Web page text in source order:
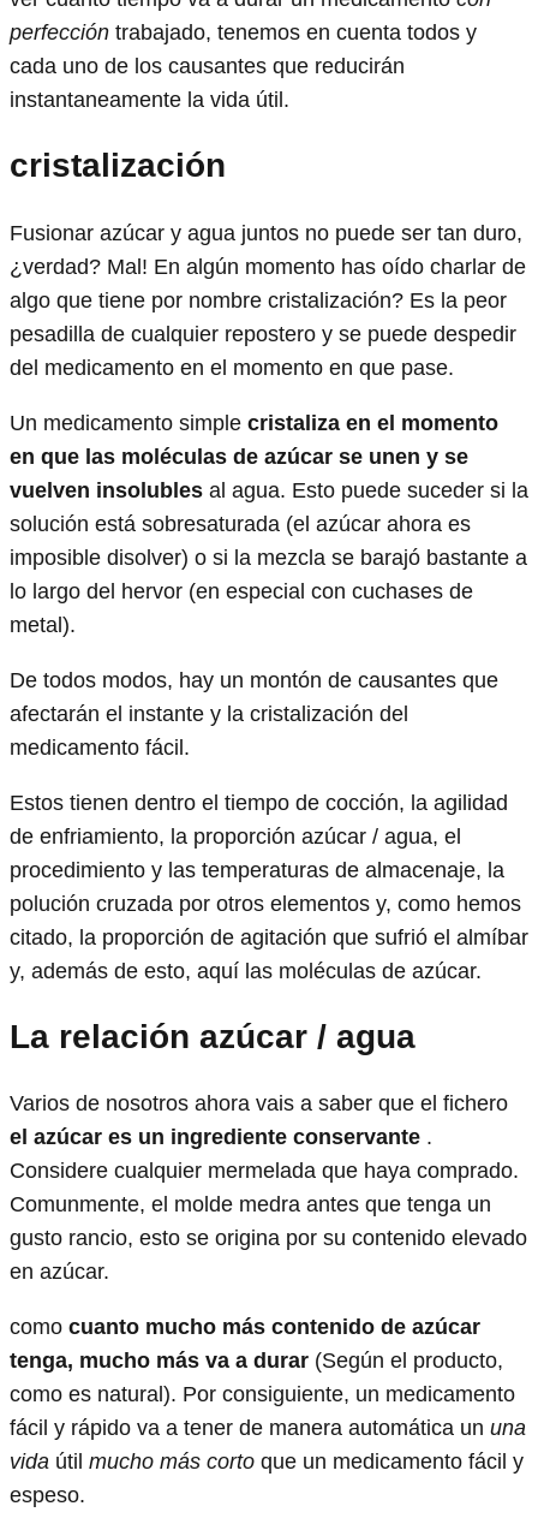
perfección trabajado, tenemos en cuenta todos y
cada uno de los causantes que reducirán
instantaneamente la vida útil.
cristalización
Fusionar azúcar y agua juntos no puede ser tan duro,
¿verdad? Mal! En algún momento has oído charlar de
algo que tiene por nombre cristalización? Es la peor
pesadilla de cualquier repostero y se puede despedir
del medicamento en el momento en que pase.
Un medicamento simple cristaliza en el momento
en que las moléculas de azúcar se unen y se
vuelven insolubles al agua. Esto puede suceder si la
solución está sobresaturada (el azúcar ahora es
imposible disolver) o si la mezcla se barajó bastante a
lo largo del hervor (en especial con cuchases de
metal).
De todos modos, hay un montón de causantes que
afectarán el instante y la cristalización del
medicamento fácil.
Estos tienen dentro el tiempo de cocción, la agilidad
de enfriamiento, la proporción azúcar / agua, el
procedimiento y las temperaturas de almacenaje, la
polución cruzada por otros elementos y, como hemos
citado, la proporción de agitación que sufrió el almíbar
y, además de esto, aquí las moléculas de azúcar.
La relación azúcar / agua
Varios de nosotros ahora vais a saber que el fichero
el azúcar es un ingrediente conservante .
Considere cualquier mermelada que haya comprado.
Comunmente, el molde medra antes que tenga un
gusto rancio, esto se origina por su contenido elevado
en azúcar.
como cuanto mucho más contenido de azúcar
tenga, mucho más va a durar (Según el producto,
como es natural). Por consiguiente, un medicamento
fácil y rápido va a tener de manera automática un una
vida útil mucho más corto que un medicamento fácil y
espeso.